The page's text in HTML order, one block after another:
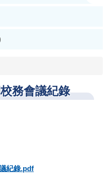
務會議紀錄
紀錄.pdf